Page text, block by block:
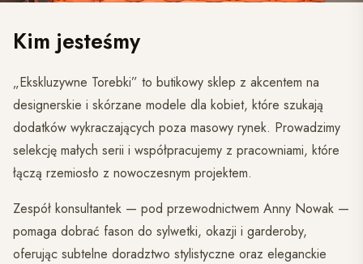
Kim jesteśmy
„Ekskluzywne Torebki” to butikowy sklep z akcentem na
designerskie i skórzane modele dla kobiet, które szukają
dodatków wykraczających poza masowy rynek. Prowadzimy
selekcję małych serii i współpracujemy z pracowniami, które
łączą rzemiosło z nowoczesnym projektem.
Zespół konsultantek — pod przewodnictwem Anny Nowak —
pomaga dobrać fason do sylwetki, okazji i garderoby,
oferując subtelne doradztwo stylistyczne oraz eleganckie